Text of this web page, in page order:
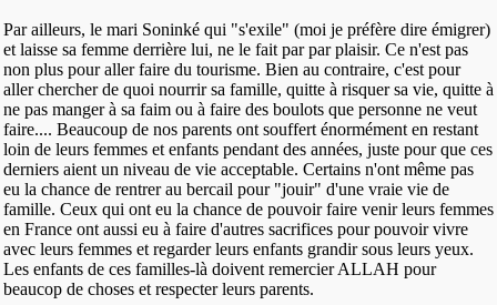
Par ailleurs, le mari Soninké qui "s'exile" (moi je préfère dire émigrer)
et laisse sa femme derrière lui, ne le fait par par plaisir. Ce n'est pas
non plus pour aller faire du tourisme. Bien au contraire, c'est pour
aller chercher de quoi nourrir sa famille, quitte à risquer sa vie, quitte à
ne pas manger à sa faim ou à faire des boulots que personne ne veut
faire.... Beaucoup de nos parents ont souffert énormément en restant
loin de leurs femmes et enfants pendant des années, juste pour que ces
derniers aient un niveau de vie acceptable. Certains n'ont même pas
eu la chance de rentrer au bercail pour "jouir" d'une vraie vie de
famille. Ceux qui ont eu la chance de pouvoir faire venir leurs femmes
en France ont aussi eu à faire d'autres sacrifices pour pouvoir vivre
avec leurs femmes et regarder leurs enfants grandir sous leurs yeux.
Les enfants de ces familles-là doivent remercier ALLAH pour
beaucop de choses et respecter leurs parents.